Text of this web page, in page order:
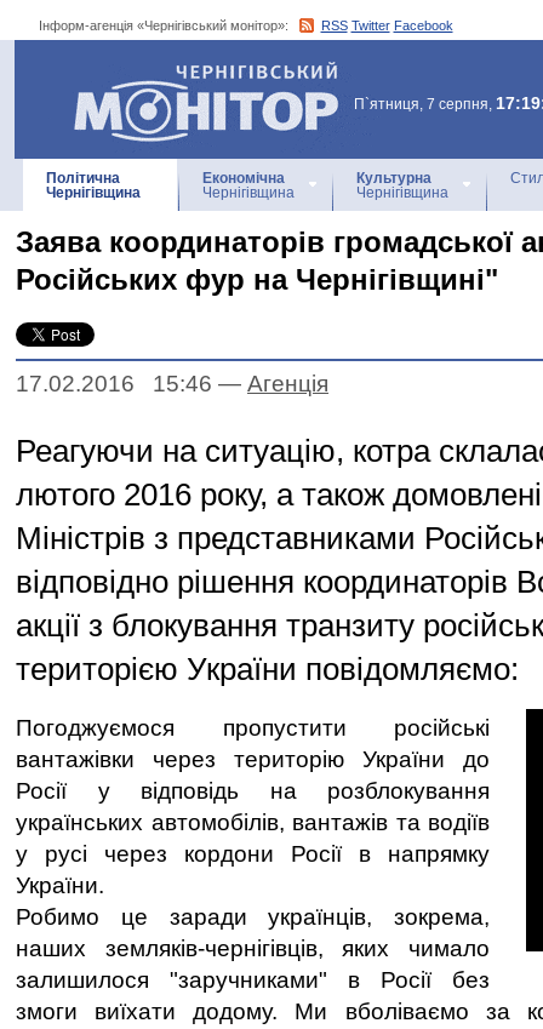
Інформ-агенція «Чернігівський монітор»: RSS Twitter Facebook
Інформ-агенція
«Чернігівський монітор»
П`ятниця, 7 серпня,
Політична
Чернігівщина
Економічна
Чернігівщина
Культурна
Чернігівщина
Заява координаторів громадської
Російських фур на Чернігівщині"
17.02.2016 15:46 — Агенцiя
Реагуючи на ситуацію, котра
лютого 2016 року, а також
Міністрів з представниками
відповідно рішення координаторів
акції з блокування транзиту
територією України повідомляємо:
Погоджуємося пропустити російські
вантажівки через територію України до
Росії у відповідь на розблокування
українських автомобілів, вантажів та водіїв
у русі через кордони Росії в напрямку
України.
Робимо це заради українців, зокрема,
наших земляків-чернігівців, яких чимало
залишилося "заручниками" в Росії без
змоги виїхати додому. Ми вболіваємо за